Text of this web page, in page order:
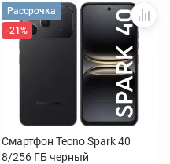
Рассрочка
-21%
Смартфон Tecno Spark 40
8/256 ГБ черный